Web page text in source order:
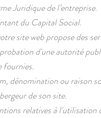
Juridique de l’entreprise.
du Capital Social.
site web propose des
d'une autorité
fournies.
dénomination ou raison
de son site.
relatives à l'utilisation